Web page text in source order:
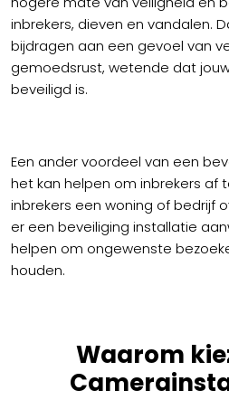
inbrekers, dieven en vandalen.
bijdragen aan een gevoel van
gemoedsrust, wetende dat
beveiligd is.
Een ander voordeel van een
het kan helpen om inbrekers af
inbrekers een woning of bedrijf
er een beveiliging installatie
helpen om ongewenste
houden.
Waarom